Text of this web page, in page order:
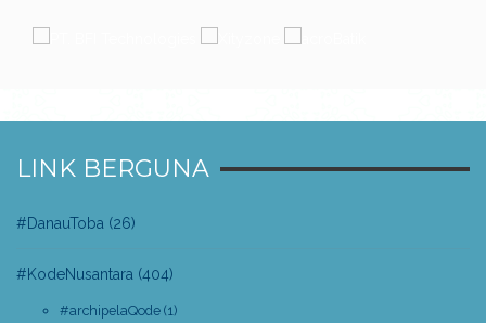
LINK BERGUNA
#DanauToba (26)
#KodeNusantara (404)
#archipelaQode (1)